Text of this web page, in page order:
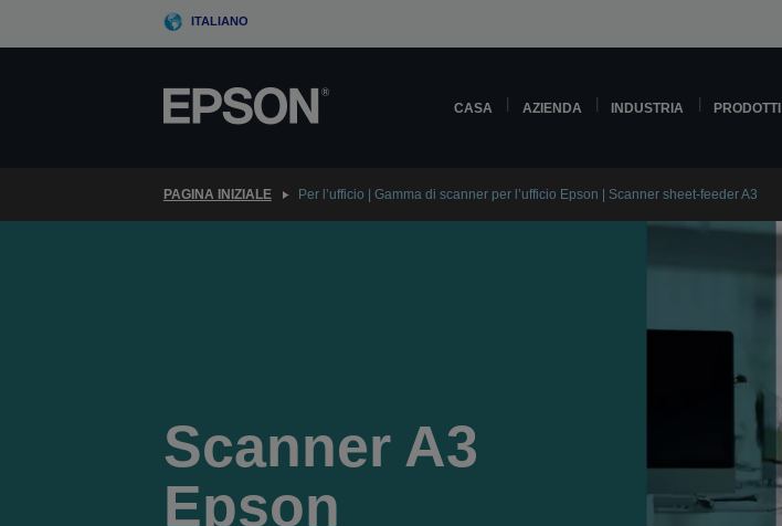
ITALIANO
CASA AZIENDA INDUSTRIA PRODOTTI
PAGINA INIZIALE Per l’ufficio | Gamma di scanner per l’ufficio Epson | Scanner sheet-feeder A3
Scanner A3
Epson